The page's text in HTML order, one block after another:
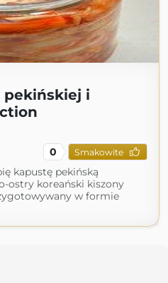
pekińskiej i
0 Smakowite
kapustę pekińską
ostry koreański kiszony
w formie